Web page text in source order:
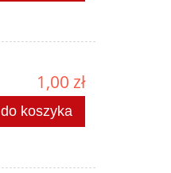
1,00 zł
do koszyka